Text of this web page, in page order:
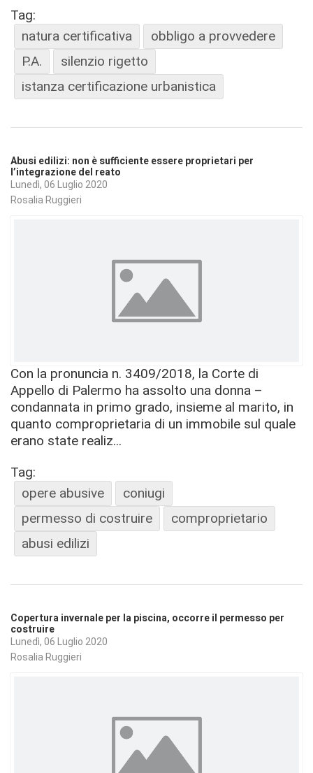
Tag:
natura certificativa
obbligo a provvedere
P.A.
silenzio rigetto
istanza certificazione urbanistica
Abusi edilizi: non è sufficiente essere proprietari per
l’integrazione del reato
Lunedì, 06 Luglio 2020
Rosalia Ruggieri
Con la pronuncia n. 3409/2018, la Corte di
Appello di Palermo ha assolto una donna –
condannata in primo grado, insieme al marito, in
quanto comproprietaria di un immobile sul quale
erano state realiz...
Tag:
opere abusive
coniugi
permesso di costruire
comproprietario
abusi edilizi
Copertura invernale per la piscina, occorre il permesso per
costruire
Lunedì, 06 Luglio 2020
Rosalia Ruggieri